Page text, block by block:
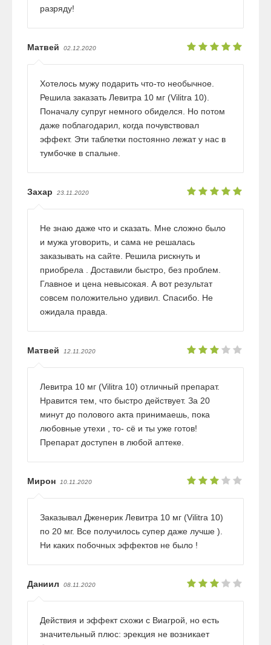
разряду!
Матвей 02.12.2020
Хотелось мужу подарить что-то необычное.
Решила заказать Левитра 10 мг (Vilitra 10).
Поначалу супруг немного обиделся. Но потом
даже поблагодарил, когда почувствовал
эффект. Эти таблетки постоянно лежат у нас в
тумбочке в спальне.
Захар 23.11.2020
Не знаю даже что и сказать. Мне сложно было
и мужа уговорить, и сама не решалась
заказывать на сайте. Решила рискнуть и
приобрела . Доставили быстро, без проблем.
Главное и цена невысокая. А вот результат
совсем положительно удивил. Спасибо. Не
ожидала правда.
Матвей 12.11.2020
Левитра 10 мг (Vilitra 10) отличный препарат.
Нравится тем, что быстро действует. За 20
минут до полового акта принимаешь, пока
любовные утехи , то- сё и ты уже готов!
Препарат доступен в любой аптеке.
Мирон 10.11.2020
Заказывал Дженерик Левитра 10 мг (Vilitra 10)
по 20 мг. Все получилось супер даже лучше ).
Ни каких побочных эффектов не было !
Даниил 08.11.2020
Действия и эффект схожи с Виагрой, но есть
значительный плюс: эрекция не возникает